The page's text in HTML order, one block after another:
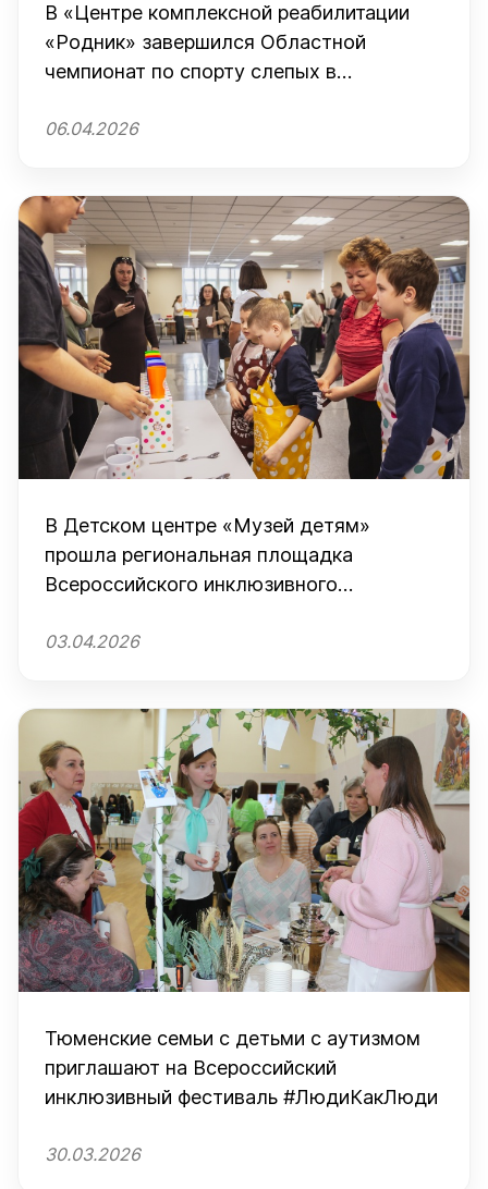
В «Центре комплексной реабилитации
«Родник» завершился Областной
чемпионат по спорту слепых в
06.04.2026
В Детском центре «Музей детям»
прошла региональная площадка
Всероссийского инклюзивного
03.04.2026
Тюменские семьи с детьми с аутизмом
приглашают на Всероссийский
инклюзивный фестиваль #ЛюдиКакЛюди
30.03.2026